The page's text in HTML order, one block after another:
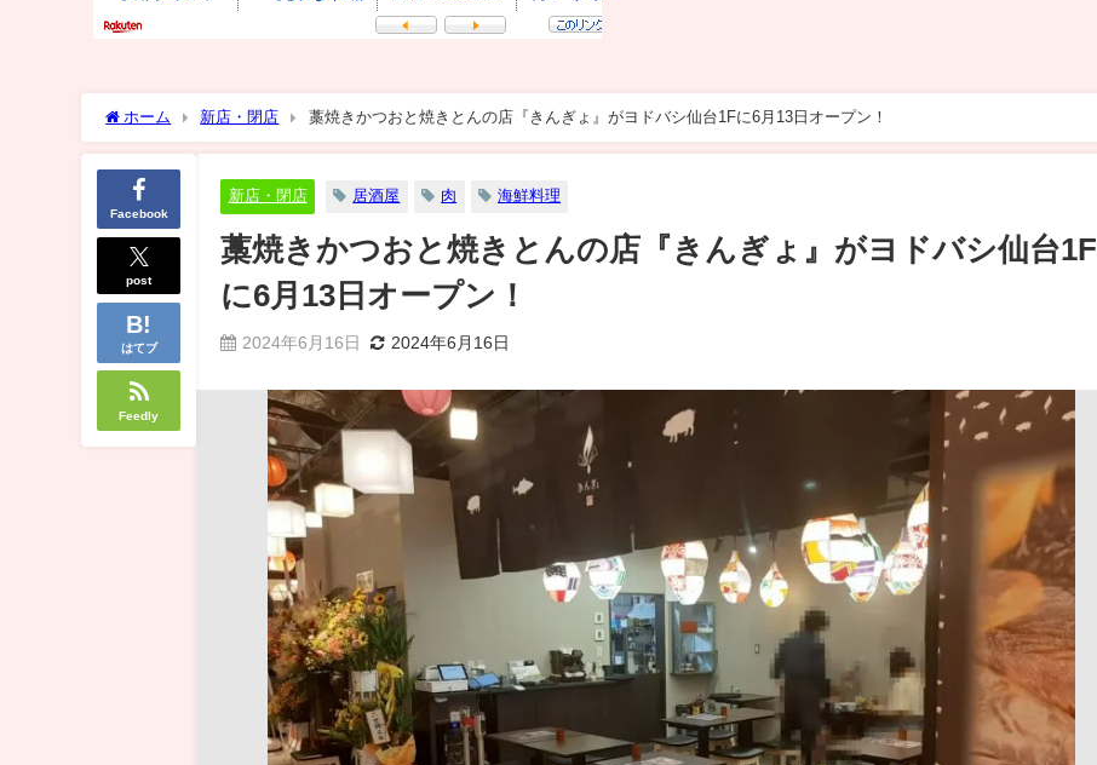
ホーム 新店・閉店 藁焼きかつおと焼きとんの店『きんぎょ』がヨドバシ仙台1Fに6月13日オープン！
Facebook
post
はてブ
Feedly
新店・閉店 居酒屋 肉 海鮮料理
藁焼きかつおと焼きとんの店『きんぎょ』がヨドバシ仙台1F
に6月13日オープン！
2024年6月16日 2024年6月16日